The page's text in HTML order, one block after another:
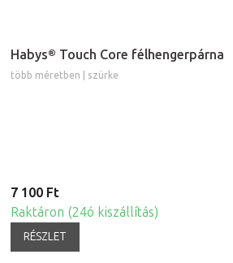
Habys® Touch Core félhengerpárna
több méretben | szürke
7 100 Ft
Raktáron (24ó kiszállítás)
RÉSZLET